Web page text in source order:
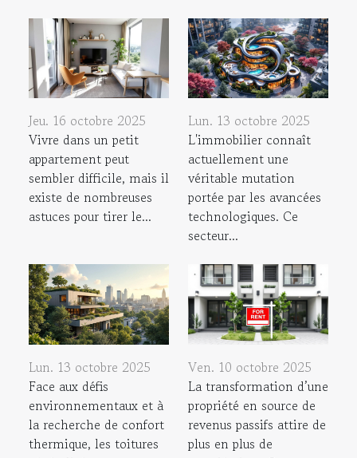
Jeu. 16 octobre 2025
Vivre dans un petit
appartement peut
sembler difficile, mais il
existe de nombreuses
astuces pour tirer le...
Lun. 13 octobre 2025
L'immobilier connaît
actuellement une
véritable mutation
portée par les avancées
technologiques. Ce
secteur...
Lun. 13 octobre 2025
Face aux défis
environnementaux et à
la recherche de confort
thermique, les toitures
Ven. 10 octobre 2025
La transformation d’une
propriété en source de
revenus passifs attire de
plus en plus de